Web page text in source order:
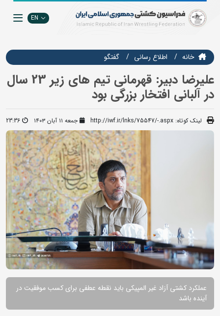
EN
خانه اطلاع رسانی گفتگو
علیرضا دبیر: قهرمانی تیم های زیر 23 سال
در آلبانی افتخار بزرگی بود
لینک کوتاه: http://iwf.ir/lnks/75547/-.aspx جمعه ۱۱ آبان ۱۴۰۳ 23:36
عملکرد کشتی آزاد غیر المپیکی باید نقطه عطفی برای کسب موفقیت در
آینده باشد